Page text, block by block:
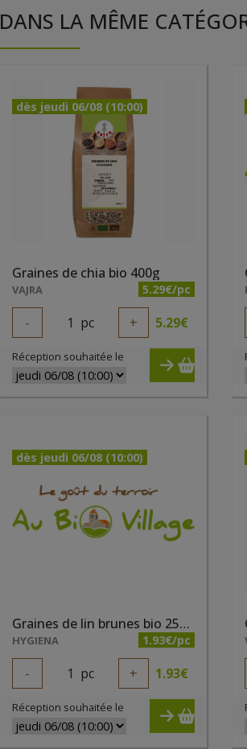
DANS LA MÊME
dès jeudi 06/08 (10:00)
Graines de chia bio 400g
VAJRA 5.29€/pc
- 1 pc + 5.29€
Réception souhaitée le
dès jeudi 06/08 (10:00)
Graines de lin brunes bio 250g Hygiena
HYGIENA 1.93€/pc
- 1 pc + 1.93€
Réception souhaitée le